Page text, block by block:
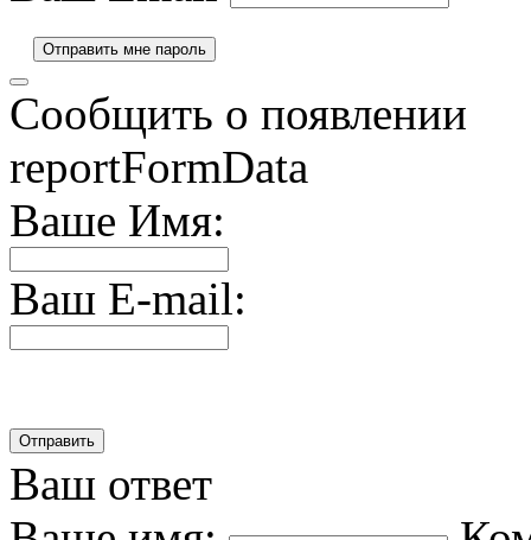
Сообщить о появлении
reportFormData
Ваше Имя:
Ваш E-mail:
Ваш ответ